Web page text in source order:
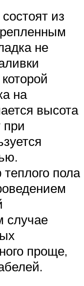
из
не
на
высота
при
пола
случае
проще,